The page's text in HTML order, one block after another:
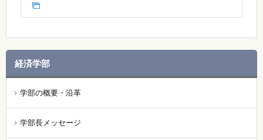
経済学部
学部の概要・沿革
学部長メッセージ